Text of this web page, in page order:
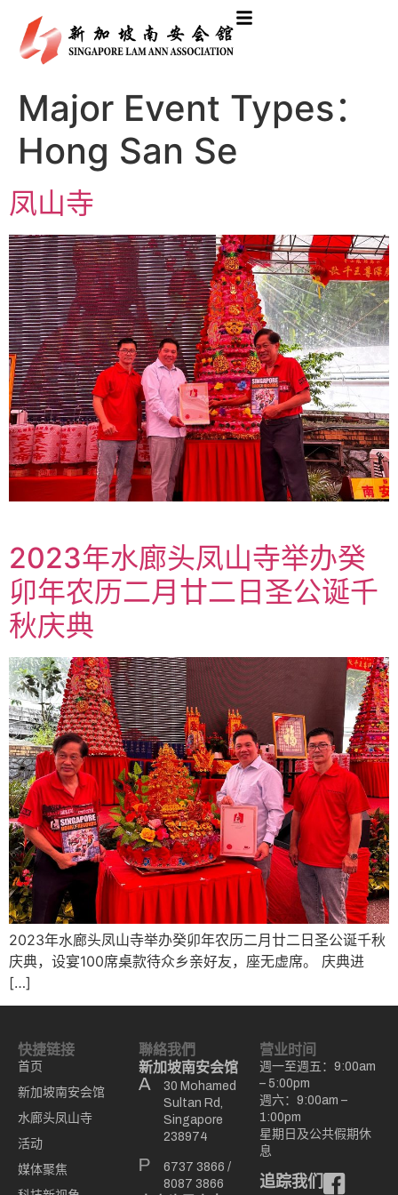
Major Event Types：
Hong San Se
凤山寺
2023年水廊头凤山寺举办癸
卯年农历二月廿二日圣公诞千
秋庆典
2023年水廊头凤山寺举办癸卯年农历二月廿二日圣公诞千秋
庆典，设宴100席桌款待众乡亲好友，座无虚席。 庆典进
[…]
快捷链接
首页
新加坡南安会馆
水廊头凤山寺
活动
媒体聚焦
聯絡我們
新加坡南安会馆
30 Mohamed
Sultan Rd,
Singapore
238974
6737 3866 /
8087 3866
营业时间
週一至週五：9:00am
– 5:00pm
週六：9:00am –
1:00pm
星期日及公共假期休
息
追踪我们